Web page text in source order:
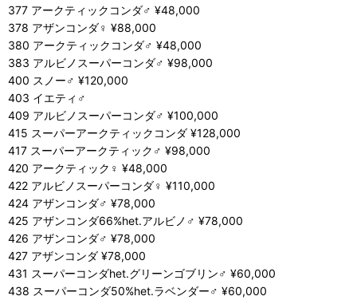
377 アークティックコンダ♂ ¥48,000
378 アザンコンダ♀ ¥88,000
380 アークティックコンダ♂ ¥48,000
383 アルビノスーパーコンダ♂ ¥98,000
400 スノー♂ ¥120,000
403 イエティ♂
409 アルビノスーパーコンダ♂ ¥100,000
415 スーパーアークティックコンダ ¥128,000
417 スーパーアークティック♂ ¥98,000
420 アークティック♀ ¥48,000
422 アルビノスーパーコンダ♀ ¥110,000
424 アザンコンダ♂ ¥78,000
425 アザンコンダ66%het.アルビノ♂ ¥78,000
426 アザンコンダ♂ ¥78,000
427 アザンコンダ ¥78,000
431 スーパーコンダhet.グリーンゴブリン♂ ¥60,000
438 スーパーコンダ50%het.ラベンダー♂ ¥60,000